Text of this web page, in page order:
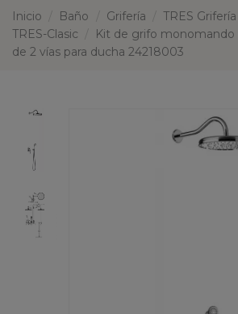
Inicio Baño Grifería TRES Grifería
TRES-Clasic
Kit de grifo
de 2 vías para ducha 24218003